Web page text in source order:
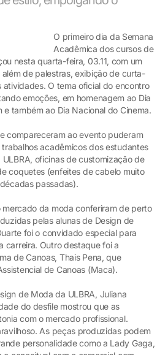
O primeiro dia da Semana
Acadêmica dos cursos de
nesta quarta-feira, 03.11, com um
de palestras, exibição de curta-
O tema oficial do encontro
emoções, em homenagem ao Dia
e também ao Dia Nacional do Cinema.
compareceram ao evento puderam
acadêmicos dos estudantes
oficinas de customização de
coquetes (enfeites de cabelo muito
passadas).
mercado da moda conferiram de perto
pelas alunas de Design de
foi o convidado especial para
carreira. Outro destaque foi a
de Canoas, Thais Pena, que
de Canoas (Maca).
de Moda da ULBRA, Juliana
do desfile mostrou que as
com o mercado profissional.
As peças produzidas podem
personalidade como a Lady Gaga,